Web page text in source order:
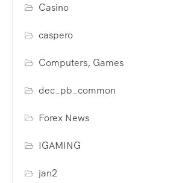
Casino
caspero
Computers, Games
dec_pb_common
Forex News
IGAMING
jan2